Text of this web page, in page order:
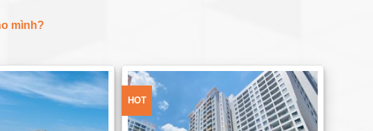
mình?
Add to
HOT
Add to
Wishlist